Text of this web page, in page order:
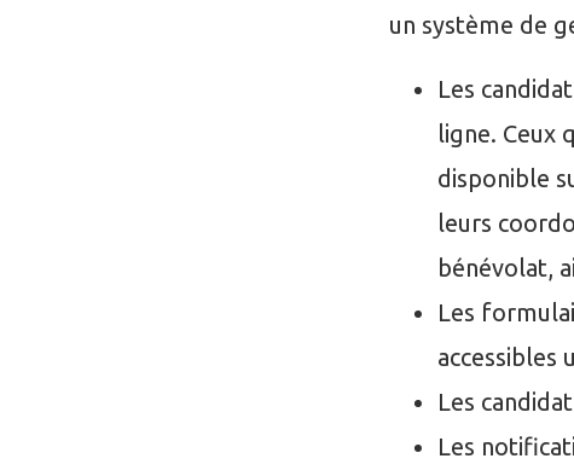
un système de
Les
ligne. Ceux
disponible
leurs
bénévolat,
Les
accessibles
Les
Les